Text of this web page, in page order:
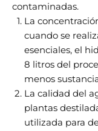
contaminadas.
La
cuando se
esenciales, el
8 litros del
menos
La calidad del
plantas
utilizada para